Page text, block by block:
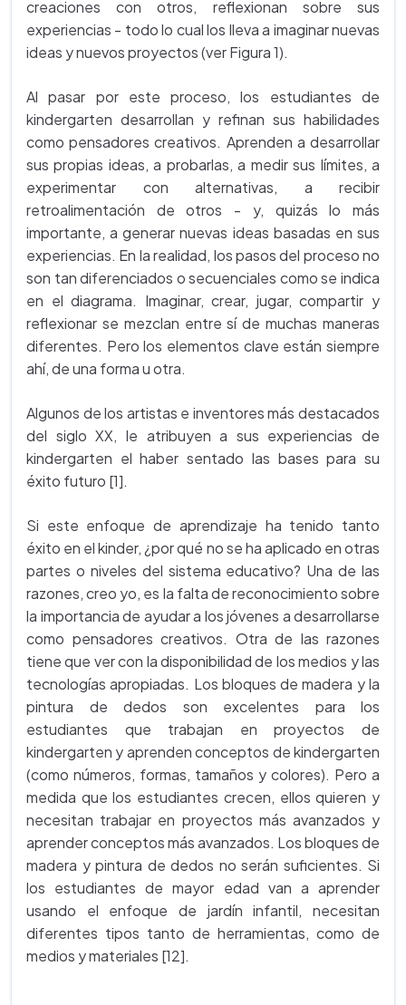
creaciones con otros, reflexionan sobre sus
experiencias - todo lo cual los lleva a imaginar nuevas
ideas y nuevos proyectos (ver Figura 1).
Al pasar por este proceso, los estudiantes de
kindergarten desarrollan y refinan sus habilidades
como pensadores creativos. Aprenden a desarrollar
sus propias ideas, a probarlas, a medir sus límites, a
experimentar con alternativas, a recibir
retroalimentación de otros - y, quizás lo más
importante, a generar nuevas ideas basadas en sus
experiencias. En la realidad, los pasos del proceso no
son tan diferenciados o secuenciales como se indica
en el diagrama. Imaginar, crear, jugar, compartir y
reflexionar se mezclan entre sí de muchas maneras
diferentes. Pero los elementos clave están siempre
ahí, de una forma u otra.
Algunos de los artistas e inventores más destacados
del siglo XX, le atribuyen a sus experiencias de
kindergarten el haber sentado las bases para su
éxito futuro [1].
Si este enfoque de aprendizaje ha tenido tanto
éxito en el kinder, ¿por qué no se ha aplicado en otras
partes o niveles del sistema educativo? Una de las
razones, creo yo, es la falta de reconocimiento sobre
la importancia de ayudar a los jóvenes a desarrollarse
como pensadores creativos. Otra de las razones
tiene que ver con la disponibilidad de los medios y las
tecnologías apropiadas. Los bloques de madera y la
pintura de dedos son excelentes para los
estudiantes que trabajan en proyectos de
kindergarten y aprenden conceptos de kindergarten
(como números, formas, tamaños y colores). Pero a
medida que los estudiantes crecen, ellos quieren y
necesitan trabajar en proyectos más avanzados y
aprender conceptos más avanzados. Los bloques de
madera y pintura de dedos no serán suficientes. Si
los estudiantes de mayor edad van a aprender
usando el enfoque de jardín infantil, necesitan
diferentes tipos tanto de herramientas, como de
medios y materiales [12].